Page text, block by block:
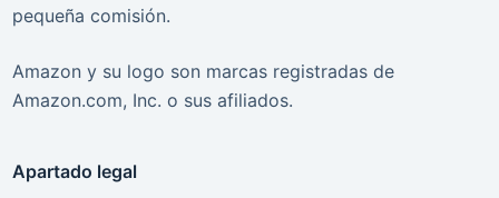
pequeña comisión.
Amazon y su logo son marcas registradas de
Amazon.com, Inc. o sus afiliados.
Apartado legal